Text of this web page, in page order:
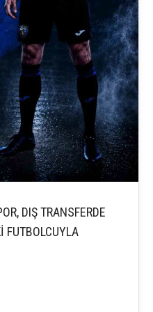
DIŞ TRANSFERDE
FUTBOLCUYLA